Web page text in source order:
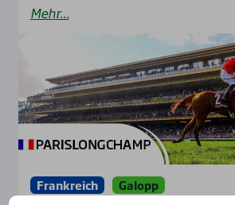
Mehr...
Frankreich Galopp